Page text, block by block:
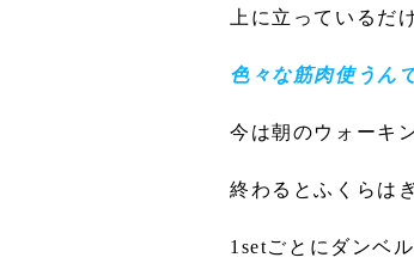
上に立っているだ
色々な筋肉使うん
今は朝のウォーキ
終わるとふくらは
1setごとにダンベ